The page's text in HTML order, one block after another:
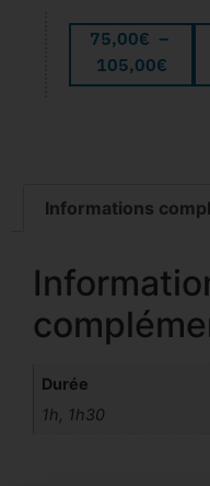
75,00€ –
105,00€
Informations
Durée
1h, 1h30